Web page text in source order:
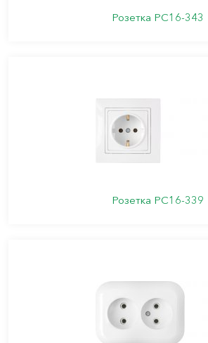
Розетка РС16-343
Розетка РС16-339